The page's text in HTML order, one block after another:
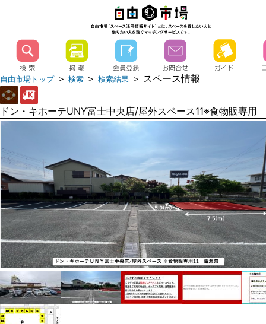
自由市場トップ＞ 検索 ＞ 検索結果 ＞ スペース情報
ドン・キホーテUNY富士中央店/屋外スペース11※食物販専用